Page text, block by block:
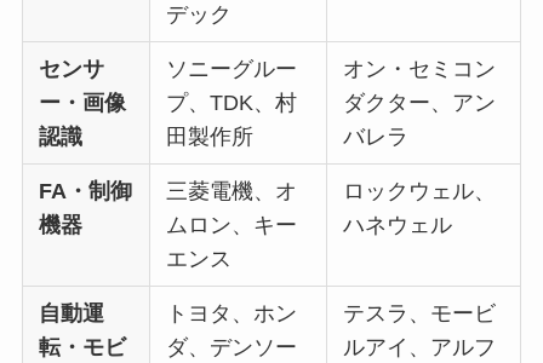
デック
センサ
ー・画像
認識
ソニーグルー
プ、TDK、村
田製作所
オン・セミコン
ダクター、アン
バレラ
FA・制御
機器
三菱電機、オ
ムロン、キー
エンス
ロックウェル、
ハネウェル
自動運
転・モビ
トヨタ、ホン
ダ、デンソー
テスラ、モービ
ルアイ、アルフ